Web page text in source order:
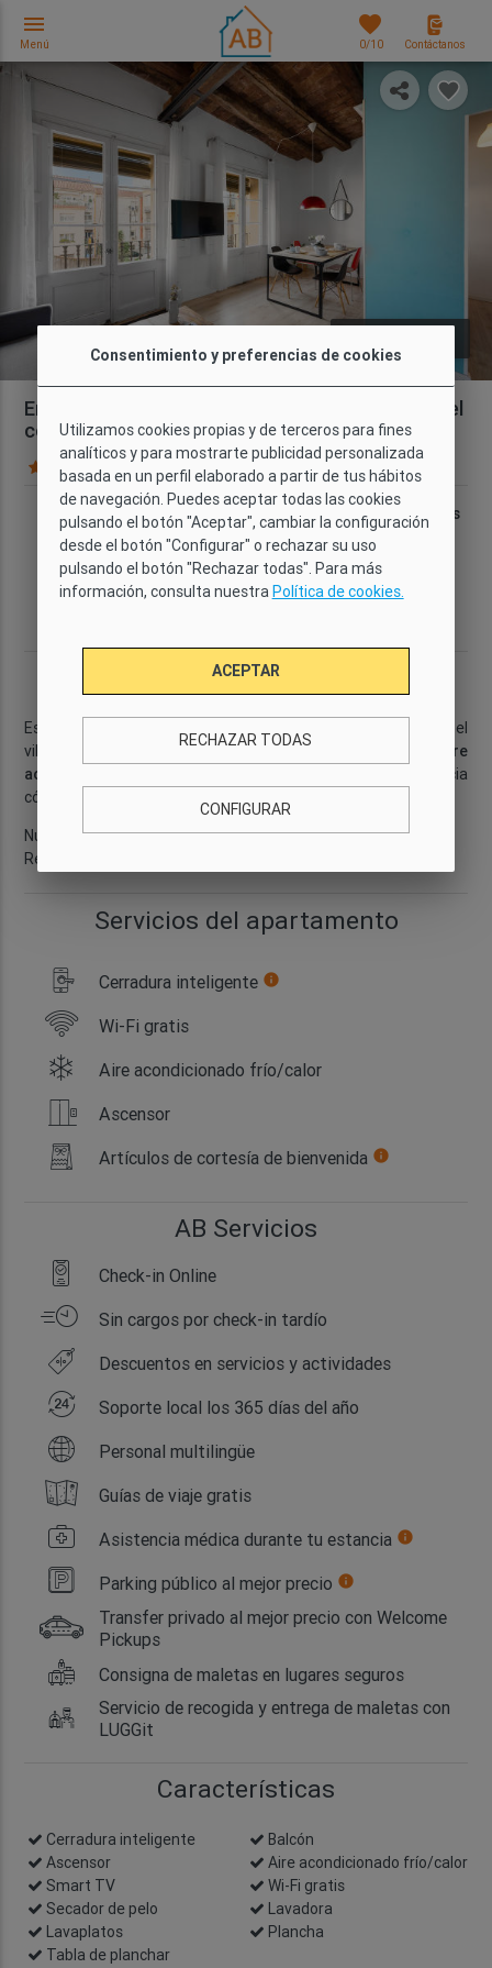
Contáctanos
favorites
0/10
menu
Menú
Encantador Apartamento de 2 Dormitorios en el
corazón de Gràcia
73 Opiniones Mapa
Categoría
Confort
Wi-Fi
Sí
Capacidad
Habitaciones
Cuartos de
baño
Dimensiones
57 m2
Planta
3
Gracia
Descripción
Este
en el
vibrante
barrio de Gràcia , cuenta con
aire
acondicionado
, lo que te permitirá disfrutar de una estancia
cómoda en cualquier época del año.
Número de licencia: HUTB-004848
Referencia: GI4304
Servicios del apartamento
Cerradura inteligente info
Wi-Fi gratis
Aire acondicionado frío/calor
Ascensor
Artículos de cortesía de bienvenida info
AB Servicios
Check-in Online
Sin cargos por check-in tardío
Descuentos en servicios y actividades
Soporte local los 365 días del año
Personal multilingüe
Guías de viaje gratis
Asistencia médica durante tu estancia info
Parking público al mejor precio info
Transfer privado al mejor precio con Welcome
Pickups
Consigna de maletas en lugares seguros
Servicio de recogida y entrega de maletas con
LUGGit
Características
Cerradura inteligente
Balcón
Ascensor
Aire acondicionado frío/calor
Smart TV
Wi-Fi gratis
Secador de pelo
Lavadora
Lavaplatos
Plancha
Tabla de planchar
Consentimiento y preferencias de cookies
Utilizamos cookies propias y de terceros para fines
analíticos y para mostrarte publicidad personalizada
basada en un perfil elaborado a partir de tus hábitos
de navegación. Puedes aceptar todas las cookies
pulsando el botón "Aceptar", cambiar la configuración
desde el botón "Configurar" o rechazar su uso
pulsando el botón "Rechazar todas". Para más
información, consulta nuestraPolítica de cookies.
ACEPTAR
RECHAZAR TODAS
CONFIGURAR